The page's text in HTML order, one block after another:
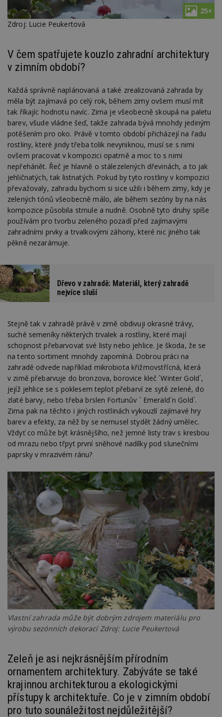
25×
Zdroj: Lucie Peukertová
V čem spatřujete kouzlo zahradní architektury
v zimním období?
Každá správně naplánovaná a také zrealizovaná zahrada by
měla být zajímavá po celý rok, během zimy ovšem musí mít
tak říkajíc hodnotu navíc. Zima je všeobecně skoupá na paletu
barev, všude vládne šeď, takže zahrada bývá mnohdy jediným
potěšením pro oko. Právě v tomto období přicházejí na řadu
rostliny, které jindy třeba tolik nevyniknou, musí se s nimi
ovšem pracovat v kompozici opatrně a moc to s nimi
nepřehánět. Řeč je hlavně o stálezelených dřevinách, a to jak
jehličnatých, tak listnatých. Pokud by tyto rostliny v kompozici
převažovaly, zahradu bychom si sice užili i během zimy, kdy je
zelených tónů všeobecně málo, ale během sezóny by na nás
kompozice působila strnule a nudně. Osobně tyto druhy spíše
používám pro tvorbu zeleného pozadí před zajímavými
zahradními prvky a trvalkovými záhony, které nic jiného tak
pěkně nezarámuje.
Dřevo v zahradě: Materiál, který zahradě
nejvíce sluší
Stejně tak v zahradě právě v zimě obdivuji okrasné trávy,
suché semeníky některých trvalek a rostliny, které mají
schopnost přebarvovat své listy nebo jehlice. Je škoda, že se
na tento sortiment mnohdy zapomíná. Dobrou práci na
zahradě odvede například mikrobiota křižmovstřícná, která
v zimě přebarvuje do bronzova, borovice kleč ´Winter Gold´,
jejíž jehlice se s poklesem teplot přebarví ze sytě zelené, do
zlaté barvy, nebo třeba brslen Fortunův ´ Emerald´n Gold´.
Zima pak na těchto i jiných rostlinách vykouzlí zajímavé hry
barev a efekty, za něž by se nemusel stydět žádný umělec.
Vždyť co může být krásnějšího, než jemné listy trav s kresbou
od mrazu nebo třpyt první sněhové nadílky pod slunečními
paprsky v mrazivém ránu?
Vlastní zahrada může být dobrým zdrojem materiálu pro
výrobu sezónních dekorací Zdroj: Lucie Peukertová
Zeleň je asi nejkrásnějším přírodním
ornamentem architektury. Zabýváte se také
krajinnou architekturou a ekologickými
přístupy k architektuře. Co je v zimním období
pro tuto sounáležitost nejdůležitější?